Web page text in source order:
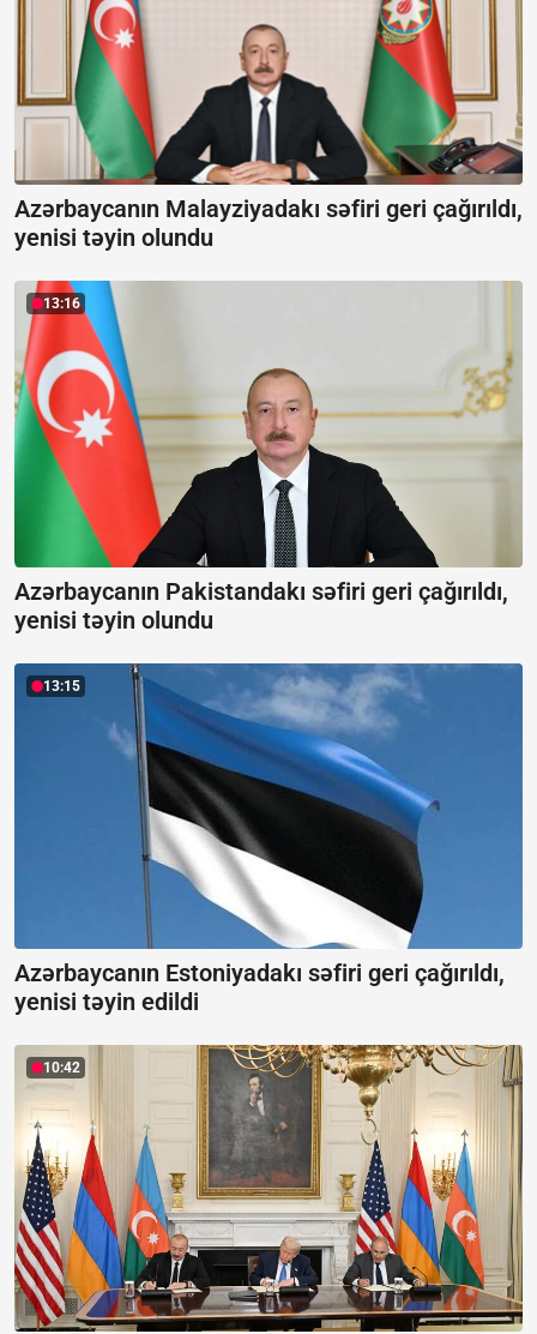
Azərbaycanın Malayziyadakı səfiri geri çağırıldı,
yenisi təyin olundu
13:16
Azərbaycanın Pakistandakı səfiri geri çağırıldı,
yenisi təyin olundu
13:15
Azərbaycanın Estoniyadakı səfiri geri çağırıldı,
yenisi təyin edildi
10:42